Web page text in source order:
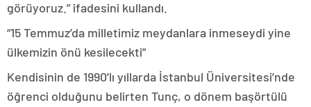
görüyoruz.” ifadesini kullandı.
“15 Temmuz’da milletimiz meydanlara inmeseydi yine
ülkemizin önü kesilecekti”
Kendisinin de 1990’lı yıllarda İstanbul Üniversitesi’nde
öğrenci olduğunu belirten Tunç, o dönem başörtülü